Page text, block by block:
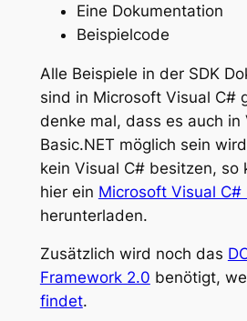
Eine Dokumentation
Beispielcode
Alle Beispiele in der SDK
sind in Microsoft Visual C#
denke mal, dass es auch in
Basic.NET möglich sein
kein Visual C# besitzen, so
hier ein Microsoft Visual C#
herunterladen.
Zusätzlich wird noch das
Framework 2.0 benötigt,
findet.